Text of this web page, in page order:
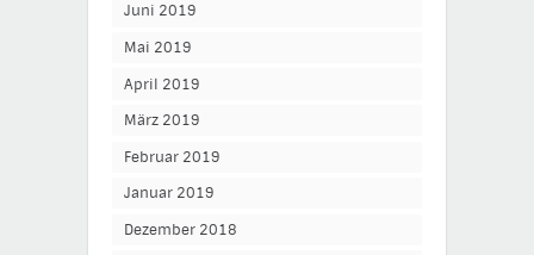
Juni 2019
Mai 2019
April 2019
März 2019
Februar 2019
Januar 2019
Dezember 2018